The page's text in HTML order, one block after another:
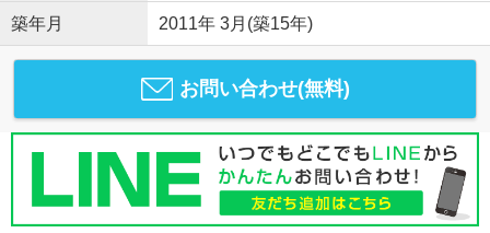
築年月 2011年 3月(築15年)
お問い合わせ(無料)